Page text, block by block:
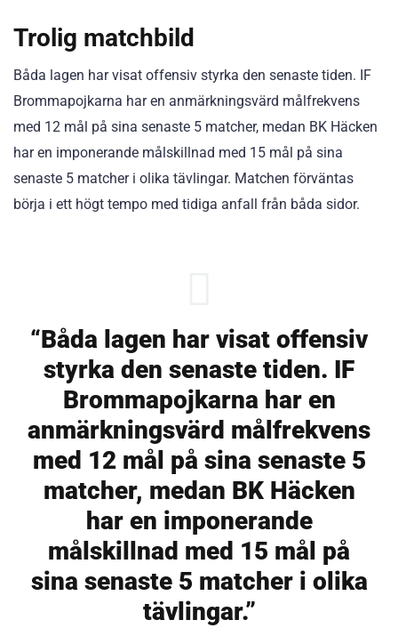
Trolig matchbild
Båda lagen har visat offensiv styrka den senaste tiden. IF
Brommapojkarna har en anmärkningsvärd målfrekvens
med 12 mål på sina senaste 5 matcher, medan BK Häcken
har en imponerande målskillnad med 15 mål på sina
senaste 5 matcher i olika tävlingar. Matchen förväntas
börja i ett högt tempo med tidiga anfall från båda sidor.
“Båda lagen har visat offensiv
styrka den senaste tiden. IF
Brommapojkarna har en
anmärkningsvärd målfrekvens
med 12 mål på sina senaste 5
matcher, medan BK Häcken
har en imponerande
målskillnad med 15 mål på
sina senaste 5 matcher i olika
tävlingar.”